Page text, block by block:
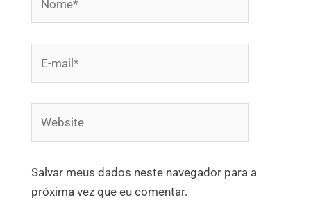
Salvar meus dados neste navegador para a
próxima vez que eu comentar.